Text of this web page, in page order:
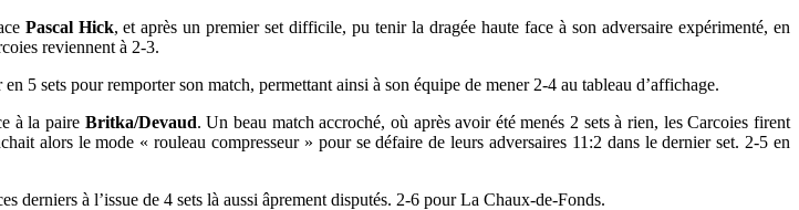
Pascal Hick, et après un premier set difficile, pu tenir la dragée haute face à son adversaire expérimenté, en
reviennent à 2-3.
5 sets pour remporter son match, permettant ainsi à son équipe de mener 2-4 au tableau d’affichage.
à la paire Britka/Devaud. Un beau match accroché, où après avoir été menés 2 sets à rien, les Carcoies firent
alors le mode « rouleau compresseur » pour se défaire de leurs adversaires 11:2 dans le dernier set. 2-5 en
derniers à l’issue de 4 sets là aussi âprement disputés. 2-6 pour La Chaux-de-Fonds.